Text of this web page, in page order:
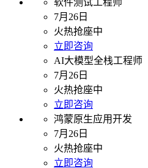
软件测试工程师
7月26日
火热抢座中
立即咨询
AI大模型全栈工程师
7月26日
火热抢座中
立即咨询
鸿蒙原生应用开发
7月26日
火热抢座中
立即咨询